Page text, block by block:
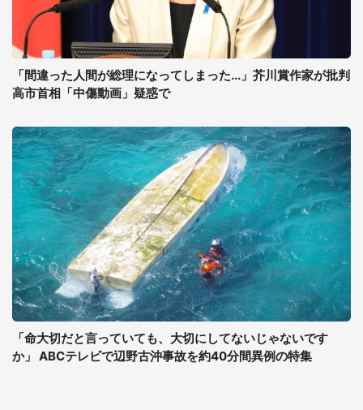
「間違った人間が総理になってしまった...」芥川賞作家が批判
高市首相「中傷動画」疑惑で
「命大切だと言っていても、大切にしてないじゃないです
か」 ABCテレビで辺野古沖事故を約40分間異例の特集